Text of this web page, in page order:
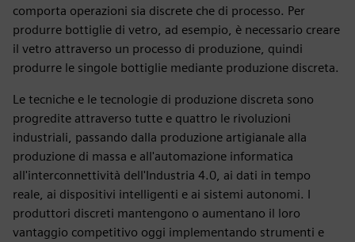
comporta operazioni sia discrete che di processo. Per
produrre bottiglie di vetro, ad esempio, è necessario creare
il vetro attraverso un processo di produzione, quindi
produrre le singole bottiglie mediante produzione discreta.
Le tecniche e le tecnologie di produzione discreta sono
progredite attraverso tutte e quattro le rivoluzioni
industriali, passando dalla produzione artigianale alla
produzione di massa e all'automazione informatica
all'interconnettività dell'Industria 4.0, ai dati in tempo
reale, ai dispositivi intelligenti e ai sistemi autonomi. I
produttori discreti mantengono o aumentano il loro
vantaggio competitivo oggi implementando strumenti e